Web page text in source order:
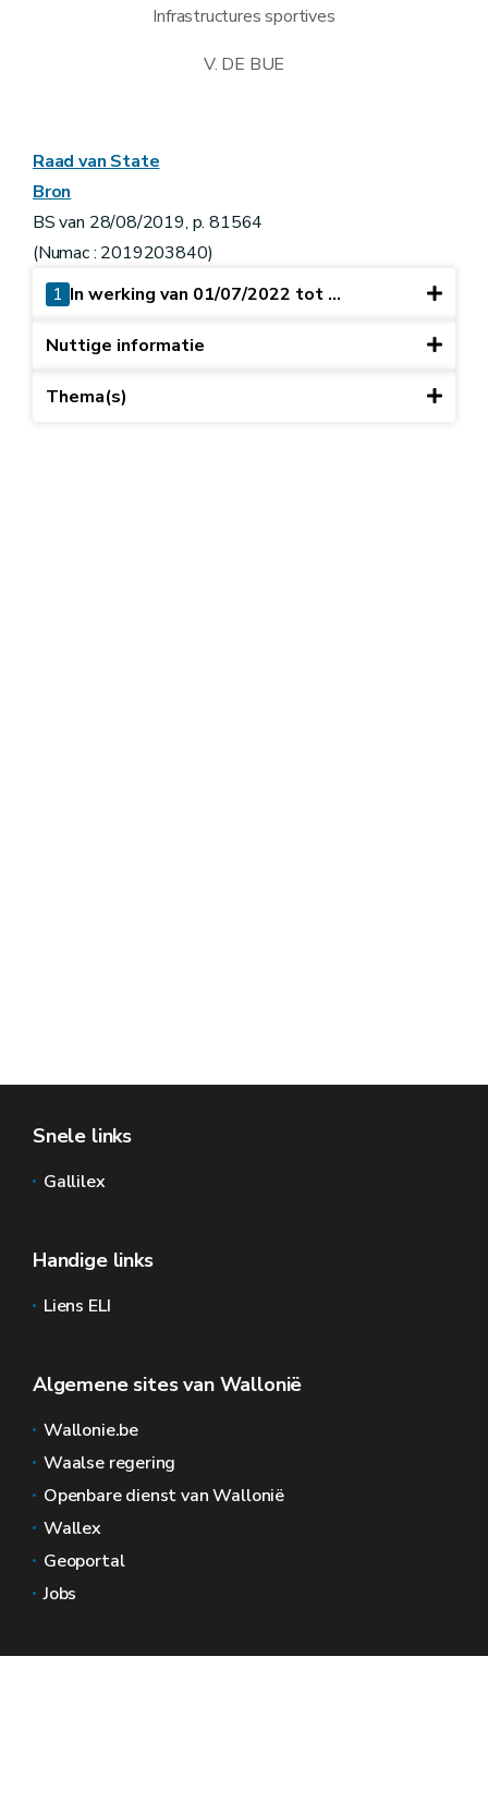
Infrastructures sportives
V. DE BUE
Raad van State
Bron
BS van 28/08/2019, p. 81564
(Numac : 2019203840)
1 In werking van 01/07/2022 tot ...
Nuttige informatie
Thema(s)
Snele links
Gallilex
Handige links
Liens ELI
Algemene sites van Wallonië
Wallonie.be
Waalse regering
Openbare dienst van Wallonië
Wallex
Geoportal
Jobs